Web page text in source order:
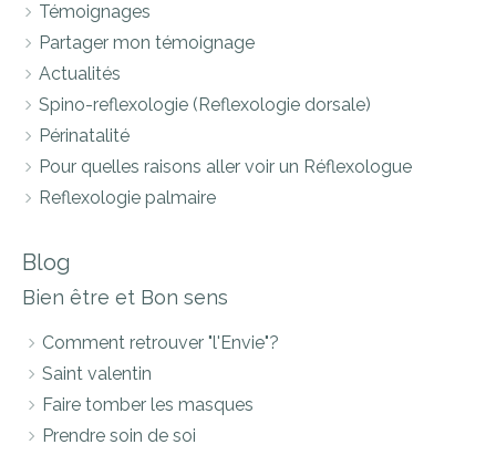
Témoignages
Partager mon témoignage
Actualités
Spino-reflexologie (Reflexologie dorsale)
Périnatalité
Pour quelles raisons aller voir un Réflexologue
Reflexologie palmaire
Blog
Bien être et Bon sens
Comment retrouver "l'Envie"?
Saint valentin
Faire tomber les masques
Prendre soin de soi